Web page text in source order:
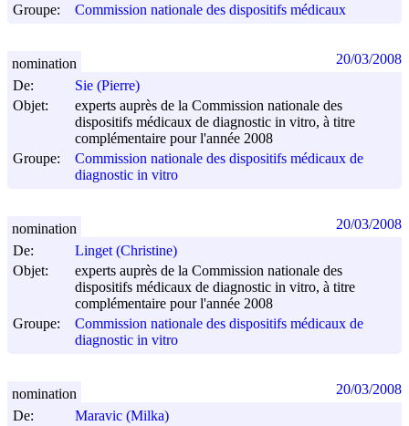
Groupe:
Commission nationale des dispositifs médicaux
De:
Sie (Pierre)
Objet:
experts auprès de la Commission nationale des
dispositifs médicaux de diagnostic in vitro, à titre
complémentaire pour l'année 2008
Groupe:
Commission nationale des dispositifs médicaux de
diagnostic in vitro
nomination 20/03/2008
De:
Linget (Christine)
Objet:
experts auprès de la Commission nationale des
dispositifs médicaux de diagnostic in vitro, à titre
complémentaire pour l'année 2008
Groupe:
Commission nationale des dispositifs médicaux de
diagnostic in vitro
nomination 20/03/2008
De:
Maravic (Milka)
nomination 20/03/2008